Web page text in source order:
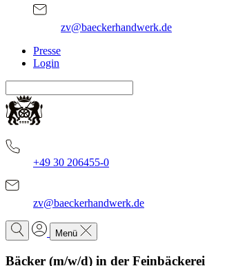
zv@baeckerhandwerk.de
Presse
Login
+49 30 206455-0
zv@baeckerhandwerk.de
Menü
Bäcker (m/w/d) in der Feinbäckerei